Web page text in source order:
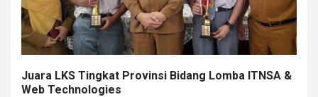
Juara LKS Tingkat Provinsi Bidang Lomba ITNSA &
Web Technologies